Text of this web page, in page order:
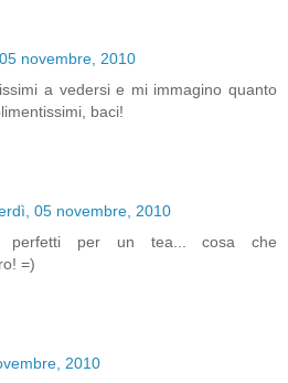
novembre, 2010
a vedersi e mi immagino quanto
baci!
05 novembre, 2010
perfetti per un tea... cosa che
=)
2010